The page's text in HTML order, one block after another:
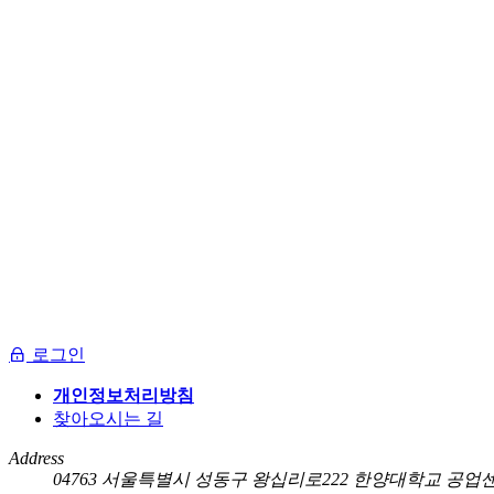
로그인
개인정보처리방침
찾아오시는 길
Address
04763 서울특별시 성동구 왕십리로222 한양대학교 공업